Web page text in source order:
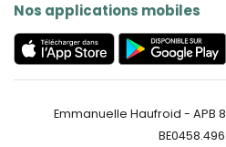
Nos applications mobiles
Emmanuelle Haufroid - APB